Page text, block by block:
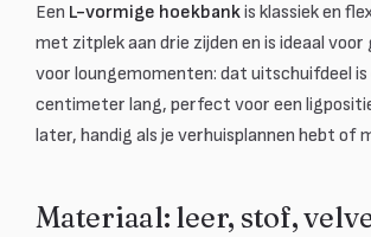
Een L-vormige hoekbankis klassiek en
met zitplek aan drie zijden en is ideaal
voor loungemomenten: dat uitschuifdeel
centimeter lang, perfect voor een
later, handig als je verhuisplannen hebt of
Materiaal: leer, stof,